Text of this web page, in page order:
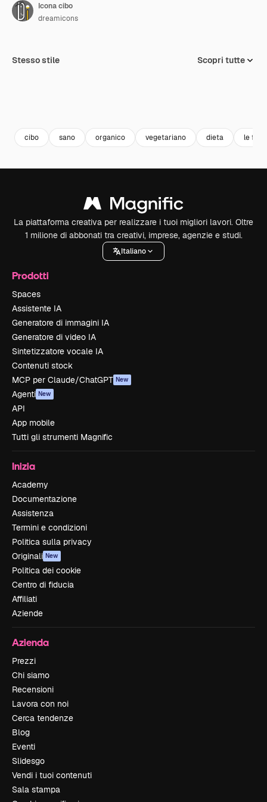
Icona cibo
dreamicons
Stesso stile Scopri tutte
cibo sano organico vegetariano dieta le
La piattaforma creativa per realizzare i tuoi migliori lavori. Oltre
1 milione di abbonati tra creativi, imprese, agenzie e studi.
Italiano
Prodotti
Spaces
Assistente IA
Generatore di immagini IA
Generatore di video IA
Sintetizzatore vocale IA
Contenuti stock
MCP per Claude/ChatGPT New
Agenti New
API
App mobile
Tutti gli strumenti Magnific
Inizia
Academy
Documentazione
Assistenza
Termini e condizioni
Politica sulla privacy
Originali New
Politica dei cookie
Centro di fiducia
Affiliati
Aziende
Azienda
Prezzi
Chi siamo
Recensioni
Lavora con noi
Cerca tendenze
Blog
Eventi
Slidesgo
Vendi i tuoi contenuti
Sala stampa